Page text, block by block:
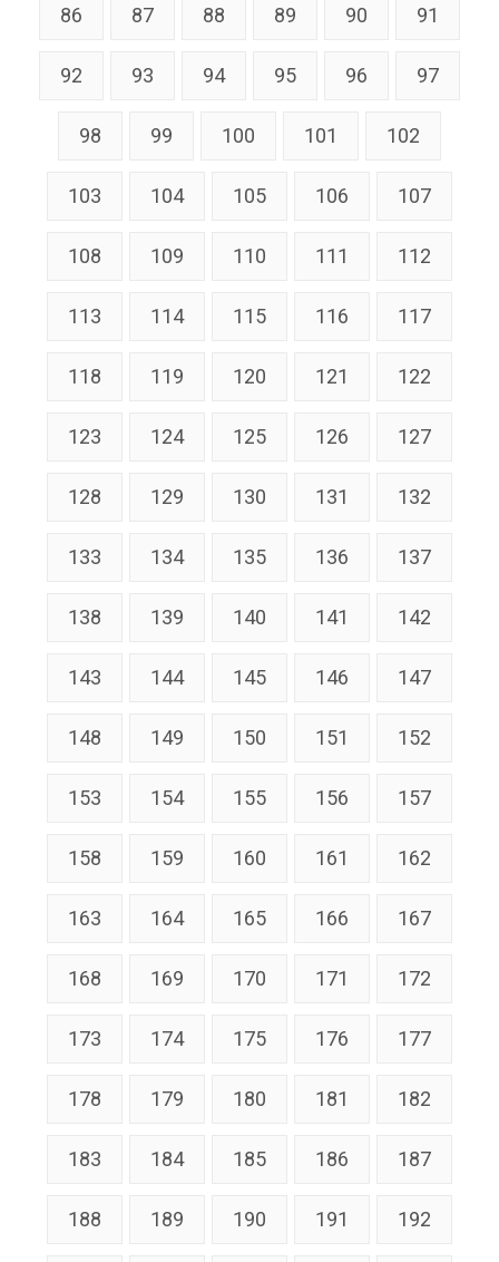
86 87 88 89 90 91
92 93 94 95 96 97
98 99 100 101 102
103 104 105 106 107
108 109 110 111 112
113 114 115 116 117
118 119 120 121 122
123 124 125 126 127
128 129 130 131 132
133 134 135 136 137
138 139 140 141 142
143 144 145 146 147
148 149 150 151 152
153 154 155 156 157
158 159 160 161 162
163 164 165 166 167
168 169 170 171 172
173 174 175 176 177
178 179 180 181 182
183 184 185 186 187
188 189 190 191 192